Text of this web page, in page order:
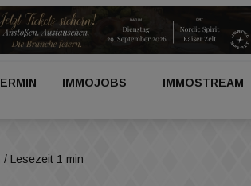
IMMOJOBS IMMOSTREAM
/ Lesezeit 1 min